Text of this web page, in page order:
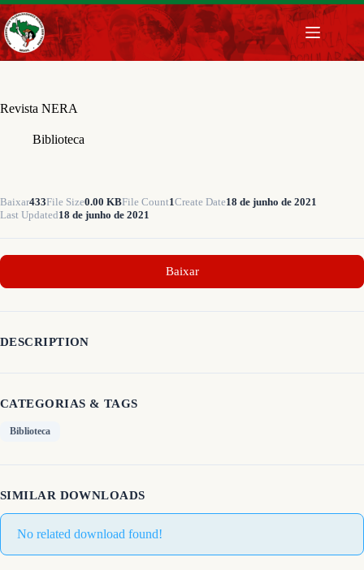
Pular
para
o
conteúdo
Revista NERA
Biblioteca
Baixar433File Size0.00 KBFile Count1Create Date18 de junho de 2021
Last Updated18 de junho de 2021
Baixar
DESCRIPTION
CATEGORIAS & TAGS
Biblioteca
SIMILAR DOWNLOADS
No related download found!